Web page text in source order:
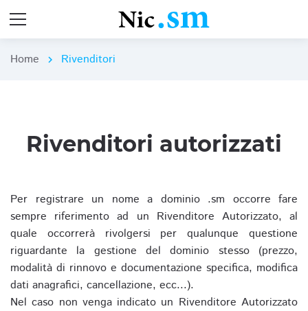
Home chevron_right Rivenditori
Rivenditori autorizzati
Per registrare un nome a dominio .sm occorre fare
sempre riferimento ad un Rivenditore Autorizzato, al
quale occorrerà rivolgersi per qualunque questione
riguardante la gestione del dominio stesso (prezzo,
modalità di rinnovo e documentazione specifica, modifica
dati anagrafici, cancellazione, ecc...).
Nel caso non venga indicato un Rivenditore Autorizzato